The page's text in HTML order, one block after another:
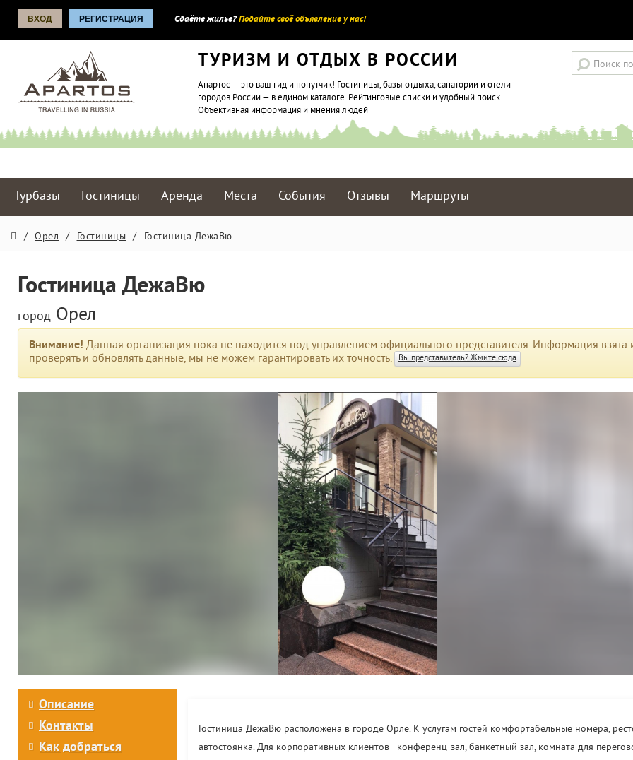
ВХОД РЕГИСТРАЦИЯ Сдаёте жилье?Подайте своё объявление у нас!
ТУРИЗМ И ОТДЫХ В РОССИИ
Апартос — это ваш гид и попутчик! Гостиницы, базы отдыха, санатории и отели
городов России — в едином каталоге. Рейтинговые списки и удобный поиск.
Объективная информация и мнения людей
Турбазы Гостиницы Аренда Места События Отзывы Маршруты
/ Орел / Гостиницы / Гостиница ДежаВю
Гостиница ДежаВю
город Орел
Внимание! Данная организация пока не находится под управлением официального представителя. Информация
проверять и обновлять данные, мы не можем гарантировать их точность. Вы представитель? Жмите сюда
Описание
Контакты
Как добраться
Гостиница ДежаВю расположена в городе Орле. К услугам гостей комфортабельные номера,
автостоянка. Для корпоративных клиентов - конференц-зал, банкетный зал, комната для